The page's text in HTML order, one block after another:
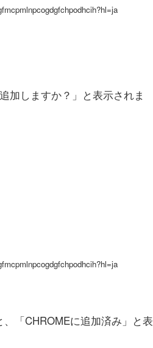
加しますか？」と表示されま
「CHROMEに追加済み」と表